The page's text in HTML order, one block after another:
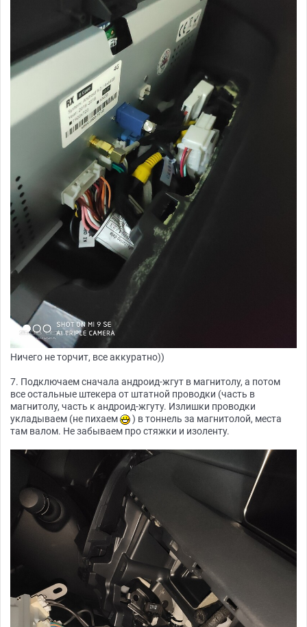
Ничего не торчит, все аккуратно))
7. Подключаем сначала андроид-жгут в магнитолу, а потом
все остальные штекера от штатной проводки (часть в
магнитолу, часть к андроид-жгуту. Излишки проводки
укладываем (не пихаем
) в тоннель за магнитолой, места
там валом. Не забываем про стяжки и изоленту.